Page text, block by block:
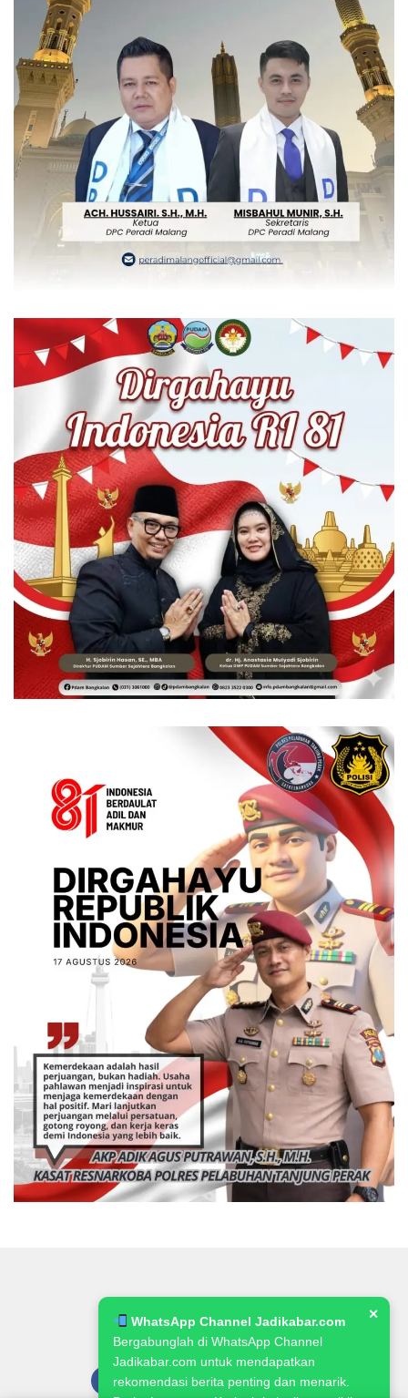
WhatsApp Channel Jadikabar.com
Bergabunglah di WhatsApp Channel
Jadikabar.com untuk mendapatkan
rekomendasi berita penting dan menarik.
✕